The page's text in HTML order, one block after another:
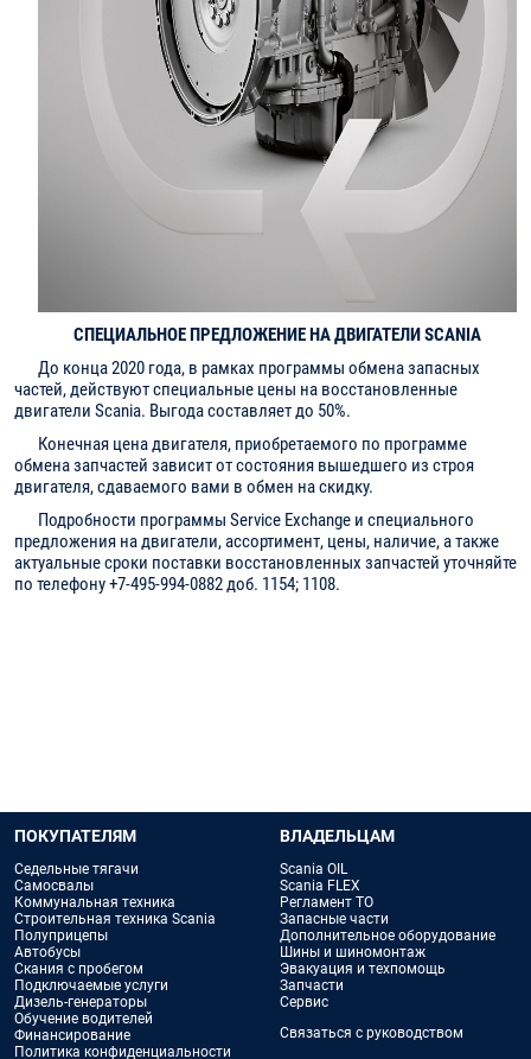
СПЕЦИАЛЬНОЕ ПРЕДЛОЖЕНИЕ НА ДВИГАТЕЛИ SCANIA
До конца 2020 года, в рамках программы обмена запасных
частей, действуют специальные цены на восстановленные
двигатели Scania. Выгода составляет до 50%.
Конечная цена двигателя, приобретаемого по программе
обмена запчастей зависит от состояния вышедшего из строя
двигателя, сдаваемого вами в обмен на скидку.
Подробности программы Service Exchange и специального
предложения на двигатели, ассортимент, цены, наличие, а также
актуальные сроки поставки восстановленных запчастей уточняйте
по телефону +7-495-994-0882 доб. 1154; 1108.
ПОКУПАТЕЛЯМ
Седельные тягачи
Самосвалы
Коммунальная техника
Строительная техника Scania
Полуприцепы
Автобусы
Скания с пробегом
Подключаемые услуги
Дизель-генераторы
Обучение водителей
Финансирование
Политика конфиденциальности
ВЛАДЕЛЬЦАМ
Scania OIL
Scania FLEX
Регламент ТО
Запасные части
Дополнительное оборудование
Шины и шиномонтаж
Эвакуация и техпомощь
Запчасти
Сервис
Связаться с руководством